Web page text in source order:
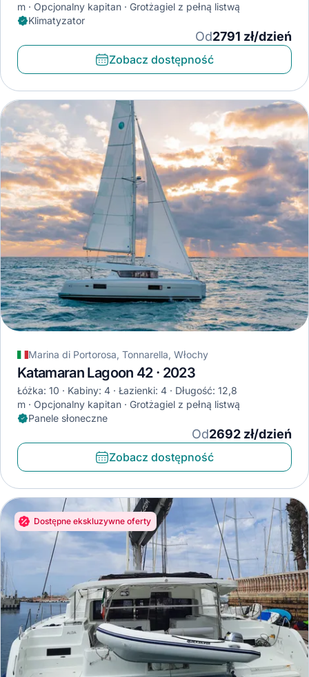
m
Opcjonalny kapitan
Grotżagiel z pełną listwą
Klimatyzator
Od2791 zł/dzień
Zobacz dostępność
Marina di Portorosa, Tonnarella, Włochy
Katamaran Lagoon 42 · 2023
Łóżka: 10 Kabiny: 4 Łazienki: 4
Długość: 12,8
m
Opcjonalny kapitan
Grotżagiel z pełną listwą
Panele słoneczne
Od2692 zł/dzień
Zobacz dostępność
Dostępne ekskluzywne oferty